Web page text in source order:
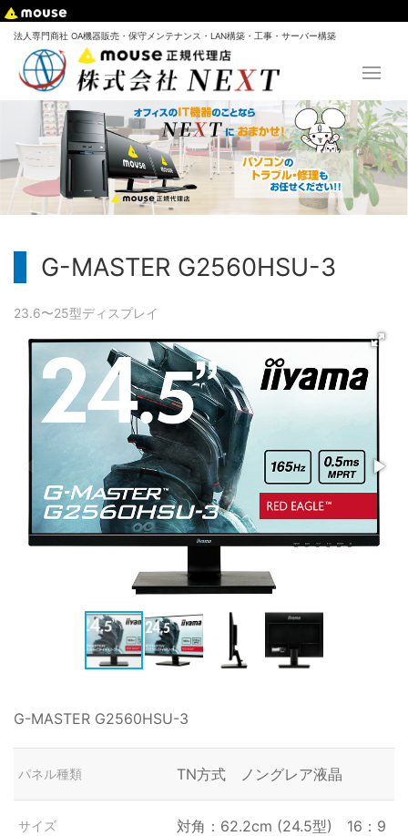
法人専門商社 OA機器販売・保守メンテナンス・LAN構築・工事・サーバー構築
G-MASTER G2560HSU-3
23.6〜25型ディスプレイ
G-MASTER G2560HSU-3
パネル種類 TN方式 ノングレア液晶
サイズ 対角：62.2cm (24.5型) 16：9